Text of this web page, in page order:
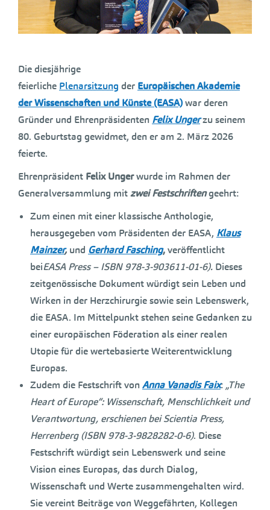
Die diesjährige
feierliche Plenarsitzung der Europäischen Akademie
der Wissenschaften und Künste (EASA)war deren
Gründer und Ehrenpräsidenten Felix Ungerzu seinem
80. Geburtstag gewidmet, den er am 2. März 2026
feierte.
Ehrenpräsident Felix Ungerwurde im Rahmen der
Generalversammlung mitzwei Festschriftengeehrt:
Zum einen mit einer klassische Anthologie,
herausgegeben vom Präsidenten der EASA, Klaus
Mainzer, und Gerhard Fasching,veröffentlicht
beiEASA Press – ISBN 978-3-903611-01-6). Dieses
zeitgenössische Dokument würdigt sein Leben und
Wirken in der Herzchirurgie sowie sein Lebenswerk,
die EASA. Im Mittelpunkt stehen seine Gedanken zu
einer europäischen Föderation als einer realen
Utopie für die wertebasierte Weiterentwicklung
Europas.
Zudem die Festschrift von Anna Vanadis Faix: „The
Heart of Europe“: Wissenschaft, Menschlichkeit und
Verantwortung, erschienen bei Scientia Press,
Herrenberg (ISBN 978-3-9828282-0-6). Diese
Festschrift würdigt sein Lebenswerk und seine
Vision eines Europas, das durch Dialog,
Wissenschaft und Werte zusammengehalten wird.
Sie vereint Beiträge von Weggefährten, Kollegen